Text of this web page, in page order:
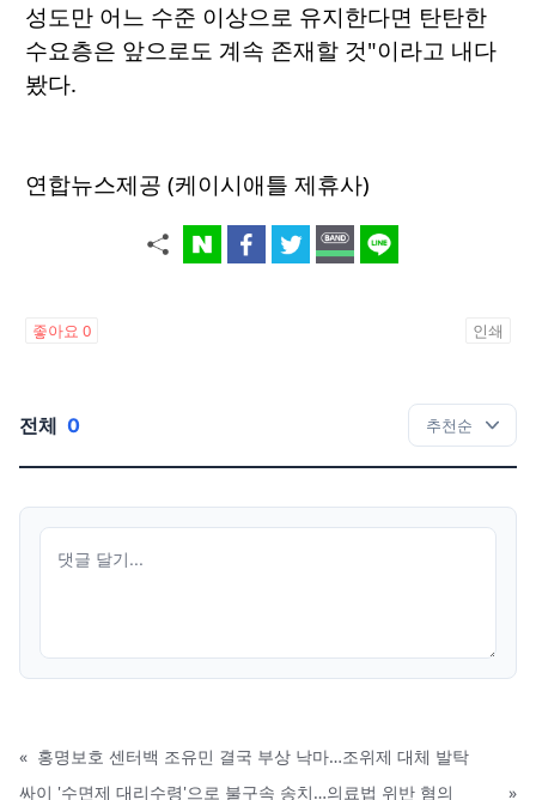
성도만 어느 수준 이상으로 유지한다면 탄탄한
수요층은 앞으로도 계속 존재할 것"이라고 내다
봤다.
연합뉴스제공 (케이시애틀 제휴사)
좋아요 0 인쇄
전체 0
« 홍명보호 센터백 조유민 결국 부상 낙마…조위제 대체 발탁
싸이 '수면제 대리수령'으로 불구속 송치…의료법 위반 혐의
»